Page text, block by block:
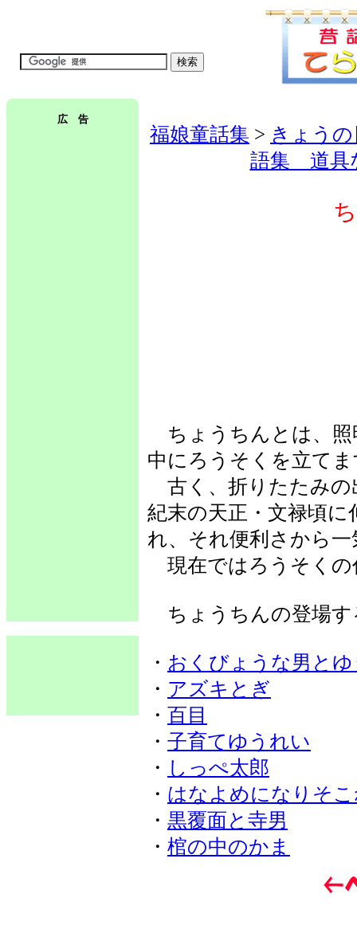
広 告
福娘童話集 > きょう
語集 道具
ちょうちんとは、照
中にろうそくを立て
古く、折りたたみの
紀末の天正・文禄頃に
れ、それ便利さから
現在ではろうそくの
ちょうちんの登場す
・ おくびょうな男と
・ アズキとぎ
・ 百目
・ 子育てゆうれい
・ しっぺ太郎
・ はなよめになりそ
・ 黒覆面と寺男
・ 棺の中のかま